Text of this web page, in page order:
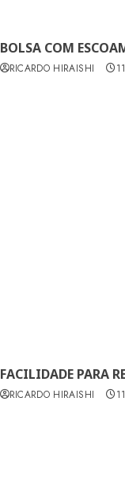
BOLSA COM
RICARDO HIRAISHI
FACILIDADE PARA
RICARDO HIRAISHI